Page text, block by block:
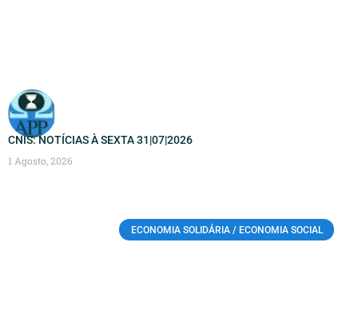
CNIS: NOTÍCIAS À SEXTA 31|07|2026
1 Agosto, 2026
ECONOMIA SOLIDÁRIA / ECONOMIA SOCIAL